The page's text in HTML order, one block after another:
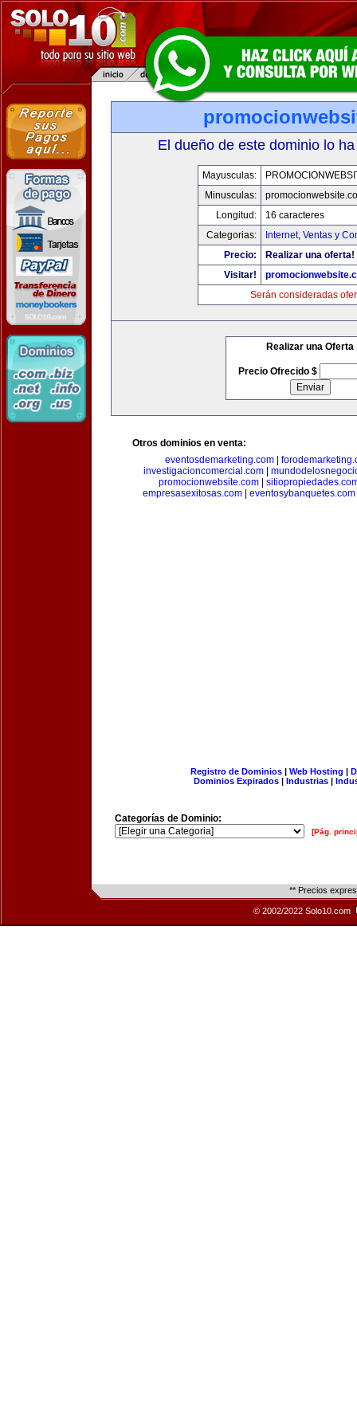
El dueño de este dominio lo
Mayusculas:
Minusculas:
Longitud:
16 caracteres
Categorias:
Internet, Ventas y
Precio:
Realizar una oferta!
Visitar!
Serán consideradas
Realizar una Oferta
Precio Ofrecido $
Otros dominios en venta:
eventosdemarketing.com|
investigacioncomercial.com
promocionwebsite.com
empresasexitosas.com
eventosybanquetes.com
Registro de Dominios| Web Hosting |
Dominios Expirados | Industrias |
Categorías de Dominio:
[Pág.
** Precios
© 2002/2022 Solo10.com